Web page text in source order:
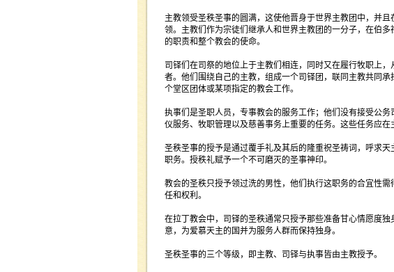
主教领受圣秩圣事的圆满，这使他晋身于世界主教团中，并
领。主教们作为宗徒们继承人和世界主教团的一分子，在伯多
的职责和整个教会的使命。
司铎们在司祭的地位上于主教们相连，同时又在履行牧职上
者。他们围绕自己的主教，组成一个司铎团，联同主教共同
个堂区团体或某项指定的教会工作。
执事们是圣职人员，专事教会的服务工作；他们没有接受公
仪服务、牧职管理以及慈善事务上重要的任务。这些任务应在
圣秩圣事的授予是通过覆手礼及其后的隆重祝圣祷词，呼求
职务。授秩礼赋予一个不可磨灭的圣事神印。
教会的圣秩只授予领过洗的男性，他们执行这职务的合宜性
任和权利。
在拉丁教会中，司铎的圣秩通常只授予那些准备甘心情愿度
意，为爱慕天主的国并为服务人群而保持独身。
圣秩圣事的三个等级，即主教、司铎与执事皆由主教授予。